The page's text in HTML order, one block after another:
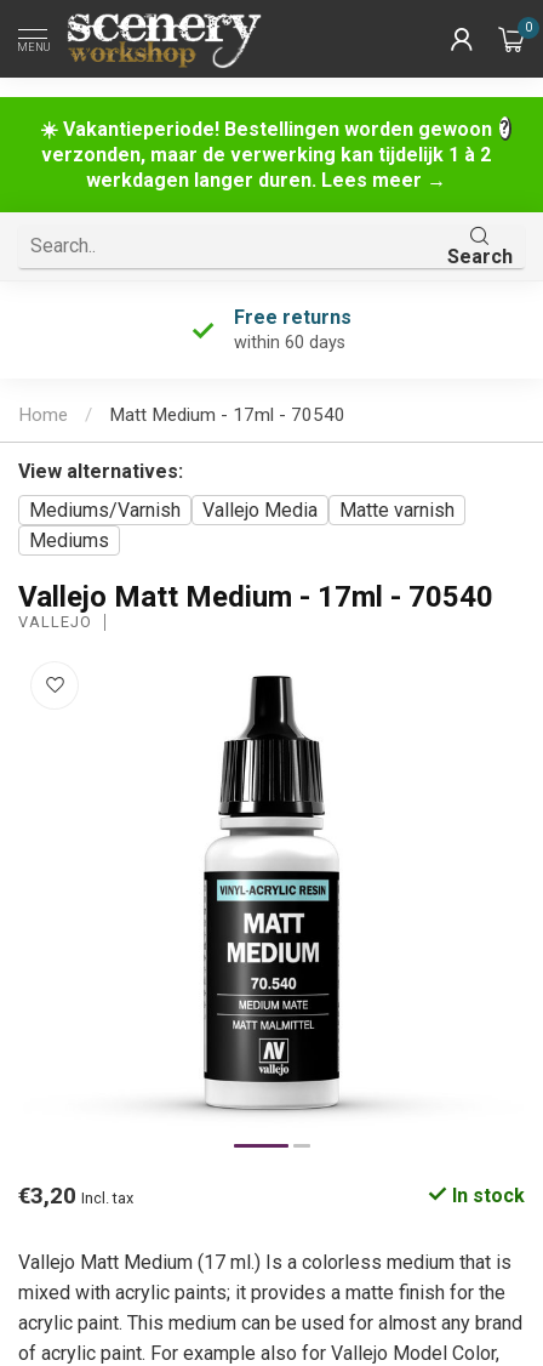
☀️ Vakantieperiode! Bestellingen worden gewoon
verzonden, maar de verwerking kan tijdelijk 1 à 2
werkdagen langer duren. Lees meer →
MENU
0
Search
Free returns
within 60 days
Home / Matt Medium - 17ml - 70540
View alternatives:
Mediums/Varnish
Vallejo Media
Matte varnish
Mediums
Vallejo Matt Medium - 17ml - 70540
VALLEJO
€3,20 Incl. tax In stock
Vallejo Matt Medium (17 ml.) Is a colorless medium that is
mixed with acrylic paints; it provides a matte finish for the
acrylic paint. This medium can be used for almost any brand
of acrylic paint. For example also for Vallejo Model Color,